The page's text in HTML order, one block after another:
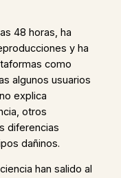
48 horas, ha
y ha
como
algunos usuarios
explica
otros
diferencias
dañinos.
han salido al